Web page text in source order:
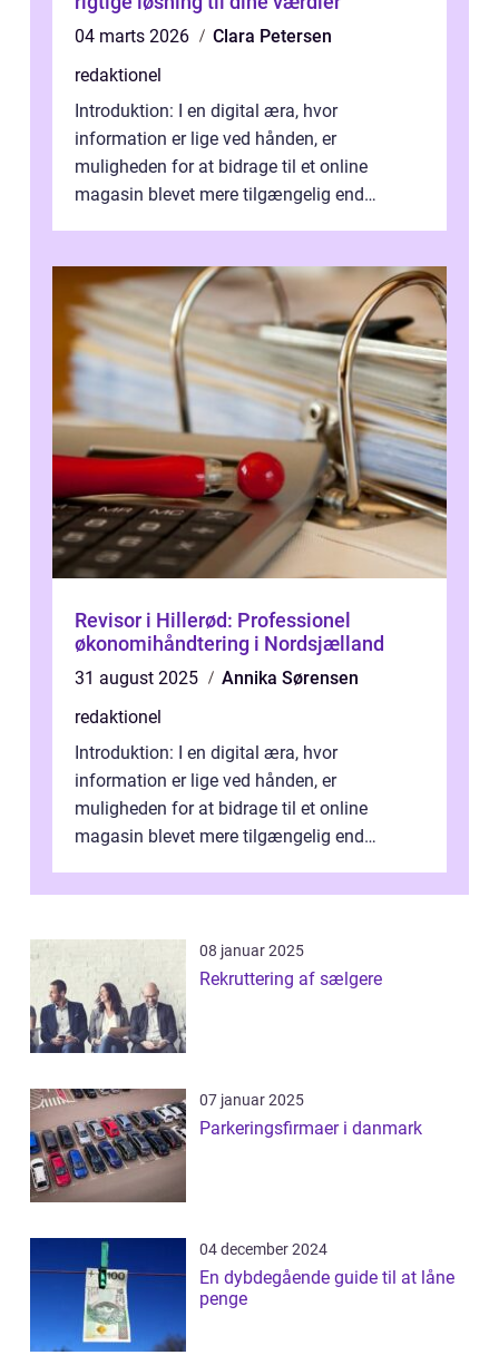
04 marts 2026
Clara Petersen
redaktionel
Introduktion: I en digital æra, hvor
information er lige ved hånden, er
muligheden for at bidrage til et online
magasin blevet mere tilgængelig end
Revisor i Hillerød: Professionel
økonomihåndtering i Nordsjælland
31 august 2025
Annika Sørensen
redaktionel
Introduktion: I en digital æra, hvor
information er lige ved hånden, er
muligheden for at bidrage til et online
magasin blevet mere tilgængelig end
magas...
08 januar 2025
Rekruttering af sælgere
07 januar 2025
Parkeringsfirmaer i danmark
04 december 2024
En dybdegående guide til at låne
penge